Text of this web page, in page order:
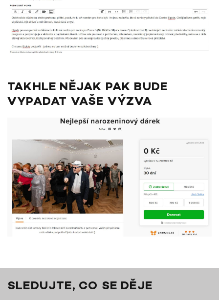
TAKHLE NĚJAK PAK BUDE
VYPADAT VAŠE VÝZVA
SLEDUJTE, CO SE DĚJE